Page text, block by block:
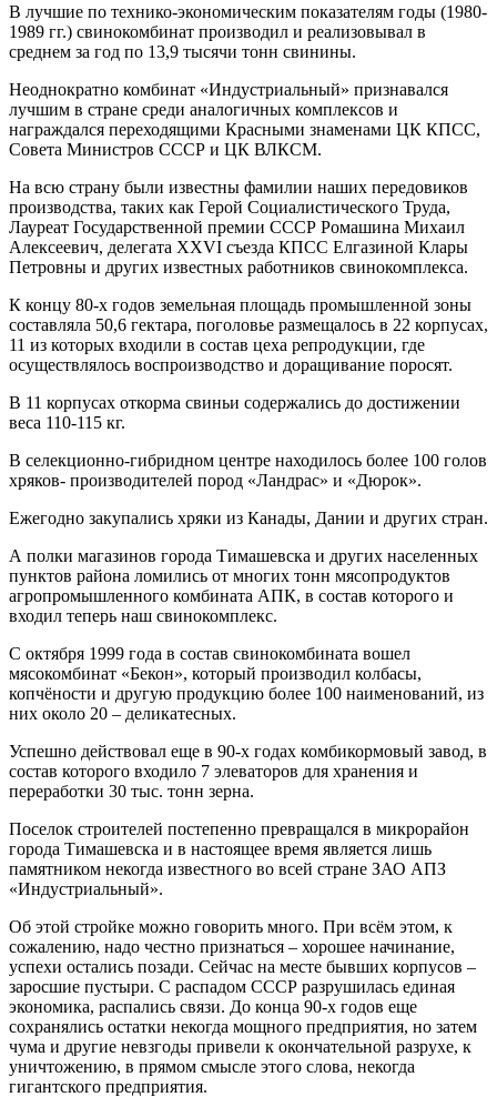
В лучшие по технико-экономическим показателям годы (1980-
1989 гг.) свинокомбинат производил и реализовывал в
среднем за год по 13,9 тысячи тонн свинины.
Неоднократно комбинат «Индустриальный» признавался
лучшим в стране среди аналогичных комплексов и
награждался переходящими Красными знаменами ЦК КПСС,
Совета Министров СССР и ЦК ВЛКСМ.
На всю страну были известны фамилии наших передовиков
производства, таких как Герой Социалистического Труда,
Лауреат Государственной премии СССР Ромашина Михаил
Алексеевич, делегата XXVI съезда КПСС Елгазиной Клары
Петровны и других известных работников свинокомплекса.
К концу 80-х годов земельная площадь промышленной зоны
составляла 50,6 гектара, поголовье размещалось в 22 корпусах,
11 из которых входили в состав цеха репродукции, где
осуществлялось воспроизводство и доращивание поросят.
В 11 корпусах откорма свиньи содержались до достижении
веса 110-115 кг.
В селекционно-гибридном центре находилось более 100 голов
хряков- производителей пород «Ландрас» и «Дюрок».
Ежегодно закупались хряки из Канады, Дании и других стран.
А полки магазинов города Тимашевска и других населенных
пунктов района ломились от многих тонн мясопродуктов
агропромышленного комбината АПК, в состав которого и
входил теперь наш свинокомплекс.
С октября 1999 года в состав свинокомбината вошел
мясокомбинат «Бекон», который производил колбасы,
копчёности и другую продукцию более 100 наименований, из
них около 20 – деликатесных.
Успешно действовал еще в 90-х годах комбикормовый завод, в
состав которого входило 7 элеваторов для хранения и
переработки 30 тыс. тонн зерна.
Поселок строителей постепенно превращался в микрорайон
города Тимашевска и в настоящее время является лишь
памятником некогда известного во всей стране ЗАО АПЗ
«Индустриальный».
Об этой стройке можно говорить много. При всём этом, к
сожалению, надо честно признаться – хорошее начинание,
успехи остались позади. Сейчас на месте бывших корпусов –
заросшие пустыри. С распадом СССР разрушилась единая
экономика, распались связи. До конца 90-х годов еще
сохранялись остатки некогда мощного предприятия, но затем
чума и другие невзгоды привели к окончательной разрухе, к
уничтожению, в прямом смысле этого слова, некогда
гигантского предприятия.